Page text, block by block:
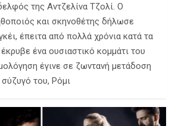
της Αντζελίνα Τζολί. Ο
και σκηνοθέτης δήλωσε
έπειτα από πολλά χρόνια κατά τα
ένα ουσιαστικό κομμάτι του
έγινε σε ζωντανή μετάδοση
του, Ρόμι